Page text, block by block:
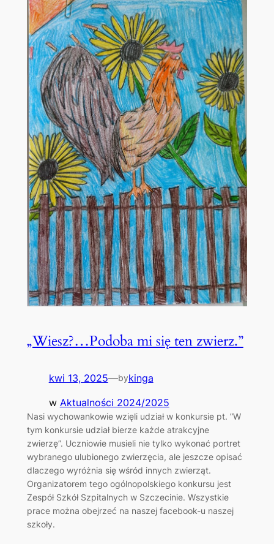
„Wiesz?…Podoba mi się ten zwierz.”
kwi 13, 2025—bykinga
w Aktualności 2024/2025
Nasi wychowankowie wzięli udział w konkursie pt. ”W
tym konkursie udział bierze każde atrakcyjne
zwierzę”. Uczniowie musieli nie tylko wykonać portret
wybranego ulubionego zwierzęcia, ale jeszcze opisać
dlaczego wyróżnia się wśród innych zwierząt.
Organizatorem tego ogólnopolskiego konkursu jest
Zespół Szkół Szpitalnych w Szczecinie. Wszystkie
prace można obejrzeć na naszej facebook-u naszej
szkoły.